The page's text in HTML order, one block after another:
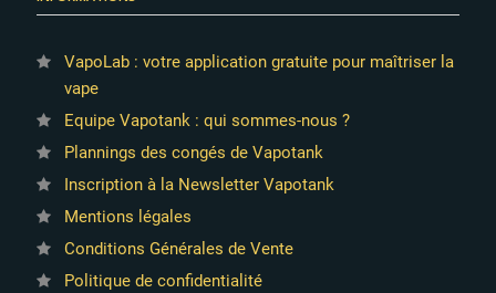
VapoLab : votre application gratuite pour maîtriser la
vape
Equipe Vapotank : qui sommes-nous ?
Plannings des congés de Vapotank
Inscription à la Newsletter Vapotank
Mentions légales
Conditions Générales de Vente
Politique de confidentialité